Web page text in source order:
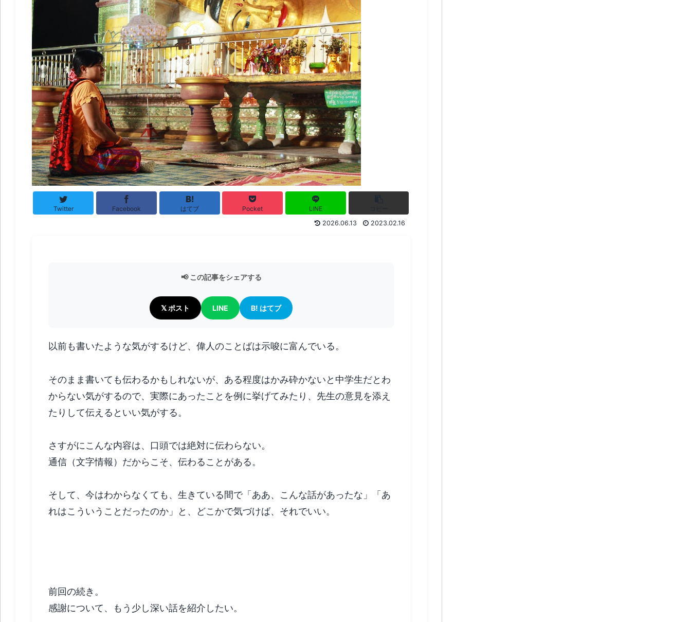
Twitter Facebook はてブ Pocket LINE
2026.06.13
2023.02.16
📢 この記事をシェアする
𝕏 ポスト LINE B! はてブ
以前も書いたような気がするけど、偉人のことばは示唆に富んでいる。
そのまま書いても伝わるかもしれないが、ある程度はかみ砕かないと中学生だとわ
からない気がするので、実際にあったことを例に挙げてみたり、先生の意見を添え
たりして伝えるといい気がする。
さすがにこんな内容は、口頭では絶対に伝わらない。
通信（文字情報）だからこそ、伝わることがある。
そして、今はわからなくても、生きている間で「ああ、こんな話があったな」「あ
れはこういうことだったのか」と、どこかで気づけば、それでいい。
前回の続き。
感謝について、もう少し深い話を紹介したい。